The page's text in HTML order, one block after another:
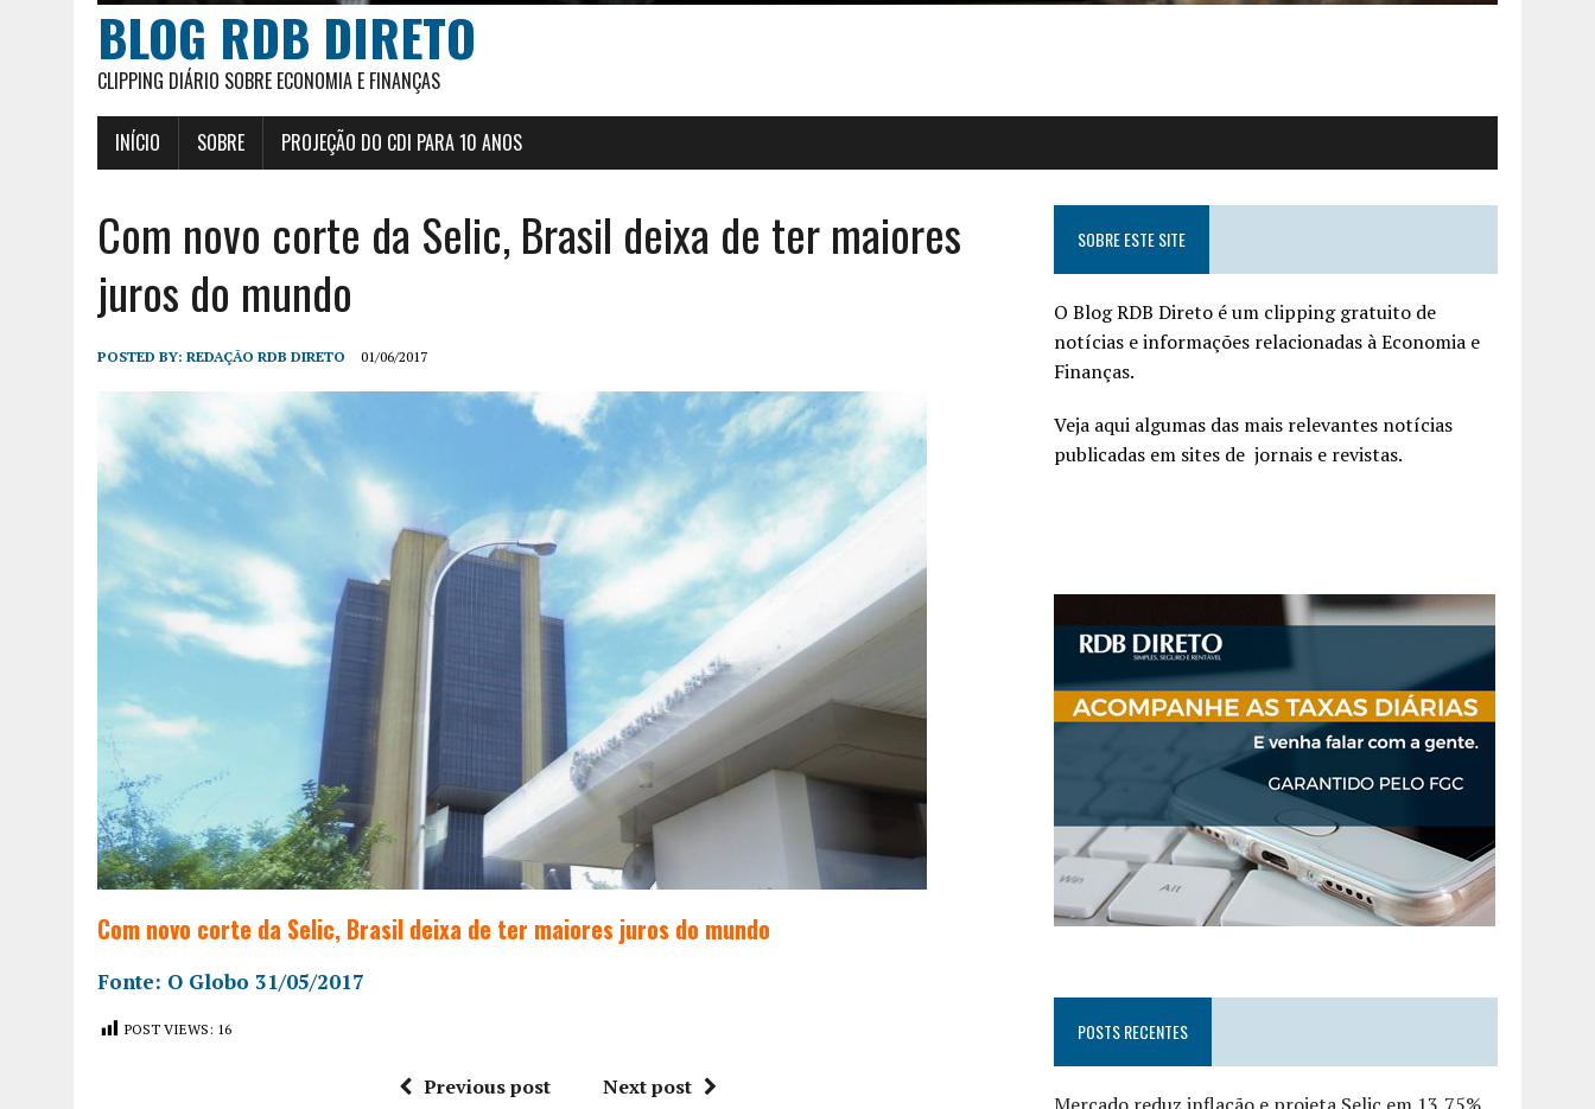
BLOG RDB DIRETO
CLIPPING DIÁRIO SOBRE ECONOMIA E FINANÇAS
INÍCIO SOBRE PROJEÇÃO DO CDI PARA 10 ANOS
Com novo corte da Selic, Brasil deixa de ter maiores
juros do mundo
POSTED BY: REDAÇÃO RDB DIRETO 01/06/2017
Com novo corte da Selic, Brasil deixa de ter maiores juros do mundo
Fonte: O Globo 31/05/2017
POST VIEWS: 16
Previous post Next post
SOBRE ESTE SITE
O Blog RDB Direto é um clipping gratuito de
notícias e informações relacionadas à Economia e
Finanças.
Veja aqui algumas das mais relevantes notícias
publicadas em sites de jornais e revistas.
POSTS RECENTES